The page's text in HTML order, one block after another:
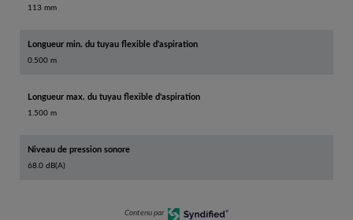
113 mm
Longueur min. du tuyau flexible d'aspiration
0.500 m
Longueur max. du tuyau flexible d'aspiration
1.500 m
Niveau de pression sonore
68.0 dB(A)
Contenu par